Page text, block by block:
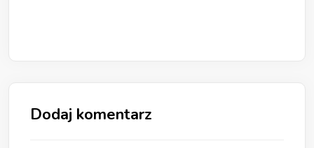
Dodaj komentarz